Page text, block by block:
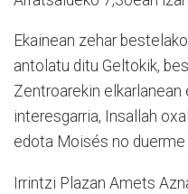
Ekainean zehar
antolatu ditu Geltokik,
Zentroarekin
interesgarria, Insallah
edota Moisés no
Irrintzi Plazan Amets